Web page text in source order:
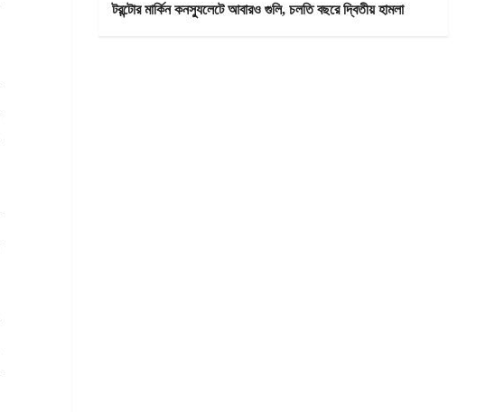
টরন্টোর মার্কিন কনস্যুলেটে আবারও গুলি, চলতি বছরে দ্বিতীয় হামলা